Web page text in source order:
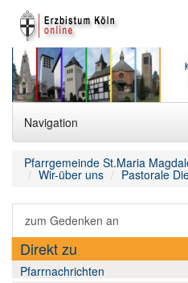
Navigation
Home
Aktuelles
Wir-über uns
Pfarrgemeinde St.Maria
Wir-über uns Pastorale
zum Gedenken an
Direkt zu
Pfarrnachrichten